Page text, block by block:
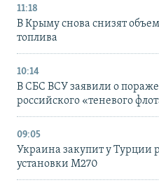
11:18
В Крыму снова снизят
топлива
10:14
В СБС ВСУ заявили о
российского «теневого
09:05
Украина закупит у Турции
установки M270